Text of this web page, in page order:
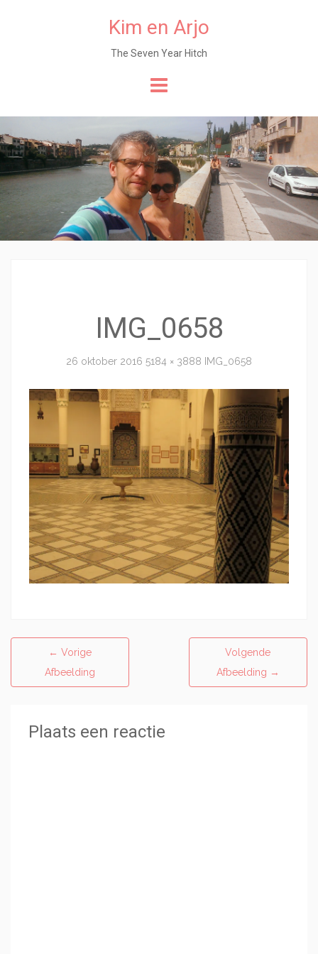
Kim en Arjo
The Seven Year Hitch
content
IMG_0658
26 oktober 2016 5184 × 3888 IMG_0658
← Vorige
Afbeelding
Volgende
Afbeelding →
Plaats een reactie